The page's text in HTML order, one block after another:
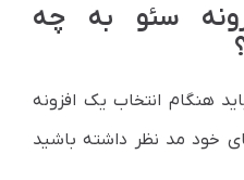
سئو به چه
هنگام انتخاب یک افزونه
خود مد نظر داشته باشید